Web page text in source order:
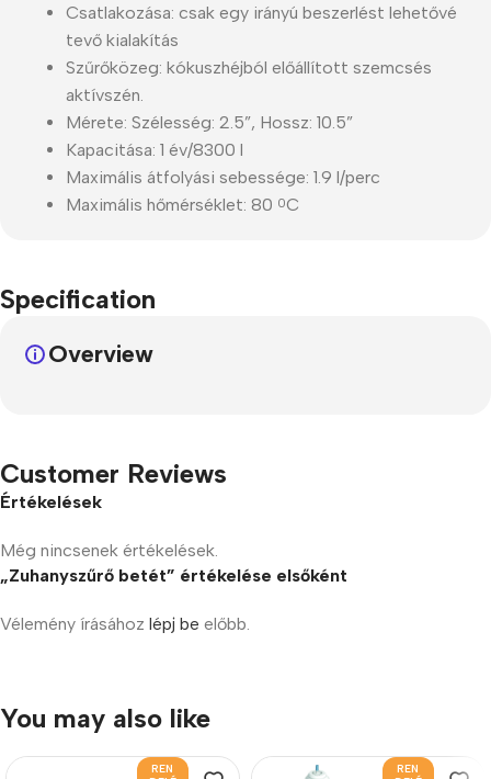
Csatlakozása: csak egy irányú beszerlést lehetővé
tevő kialakítás
Szűrőközeg: kókuszhéjból előállított szemcsés
aktívszén.
Mérete: Szélesség: 2.5”, Hossz: 10.5”
Kapacitása: 1 év/8300 l
Maximális átfolyási sebessége: 1.9 l/perc
Maximális hőmérséklet: 80 0C
Specification
Overview
Customer Reviews
Értékelések
Még nincsenek értékelések.
„Zuhanyszűrő betét” értékelése elsőként
Vélemény írásához lépj be előbb.
You may also like
REN
REN